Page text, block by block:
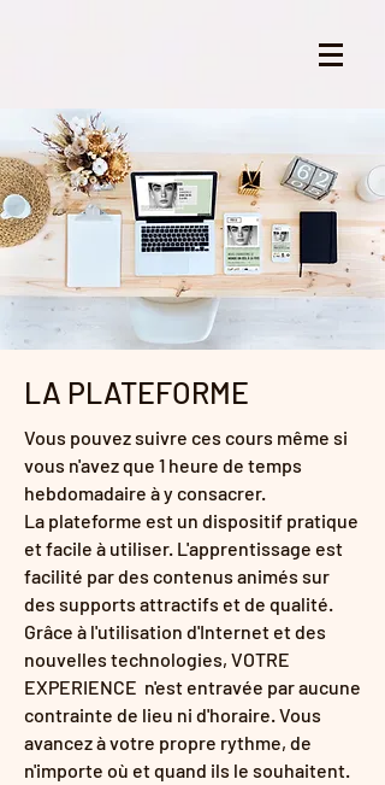
LA PLATEFORME
Vous pouvez suivre ces cours même si
vous n'avez que 1 heure de temps
hebdomadaire à y consacrer.
La plateforme est un dispositif pratique
et facile à utiliser. L'apprentissage est
facilité par des contenus animés sur
des supports attractifs et de qualité.
Grâce à l'utilisation d'Internet et des
nouvelles technologies, VOTRE
EXPERIENCE n'est entravée par aucune
contrainte de lieu ni d'horaire. Vous
avancez à votre propre rythme, de
n'importe où et quand ils le souhaitent.